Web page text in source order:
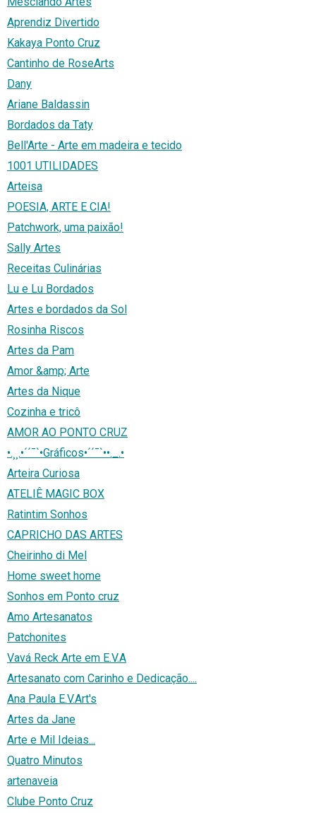
Aprendiz Divertido
Kakaya Ponto Cruz
Cantinho de RoseArts
Dany
Ariane Baldassin
Bordados da Taty
Bell'Arte - Arte em madeira e tecido
1001 UTILIDADES
Arteisa
POESIA, ARTE E CIA!
Patchwork, uma paixão!
Sally Artes
Receitas Culinárias
Lu e Lu Bordados
Artes e bordados da Sol
Rosinha Riscos
Artes da Pam
Amor &amp; Arte
Artes da Nique
Cozinha e tricô
AMOR AO PONTO CRUZ
•.¸¸.•´´¯`•Gráficos•´´¯`••._.•
Arteira Curiosa
ATELIÊ MAGIC BOX
Ratintim Sonhos
CAPRICHO DAS ARTES
Cheirinho di Mel
Home sweet home
Sonhos em Ponto cruz
Amo Artesanatos
Patchonites
Vavá Reck Arte em E.V.A
Artesanato com Carinho e Dedicação....
Ana Paula E.V.Art's
Artes da Jane
Arte e Mil Ideias...
Quatro Minutos
artenaveia
Clube Ponto Cruz